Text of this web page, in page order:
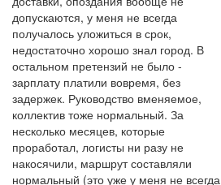
допускаются, у меня не всегда
получалось уложиться в срок,
недостаточно хорошо знал город. В
остальном претензий не было -
зарплату платили вовремя, без
задержек. Руководство вменяемое,
коллектив тоже нормальный. За
несколько месяцев, которые
проработал, логисты ни разу не
накосячили, маршрут составляли
нормальный (это уже у меня не всегда